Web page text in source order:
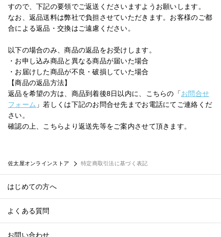
佐太屋オンラインストア 特定商取引法に基づく表記
すので、下記の要領でご返送くださいますようお願いします。
なお、返品送料は弊社で負担させていただきます。お客様のご都
合による返品・交換はご遠慮ください。
以下の場合のみ、商品の返品をお受けします。
・お申し込み商品と異なる商品が届いた場合
・お届けした商品が不良・破損していた場合
【商品の返品方法】
返品を希望の方は、商品到着後8日以内に、こちらの「お問合せ
フォーム 」若しくは下記のお問合せ先までお電話にてご連絡くだ
さい。
確認の上、こちらより返送先等をご案内させて頂きます。
はじめての方へ
よくある質問
お問い合わせ